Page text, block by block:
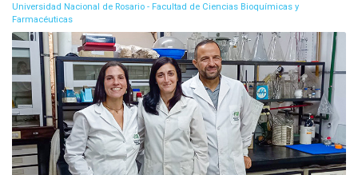
Universidad Nacional de Rosario - Facultad de Ciencias Bioquímicas y
Farmacéuticas